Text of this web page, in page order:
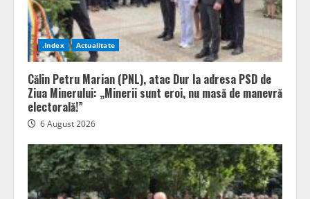
.Index Actualitate
Călin Petru Marian (PNL), atac Dur la adresa PSD de
Ziua Minerului: „Minerii sunt eroi, nu masă de manevră
electorală!”
6 August 2026